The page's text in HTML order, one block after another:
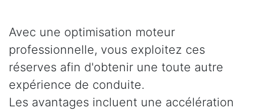
Avec une optimisation moteur
professionnelle, vous exploitez ces
réserves afin d'obtenir une toute autre
expérience de conduite.
Les avantages incluent une accélération